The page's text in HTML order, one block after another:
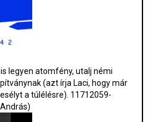
legyen atomfény, utalj némi
(azt írja Laci, hogy már
a túlélésre). 11712059-